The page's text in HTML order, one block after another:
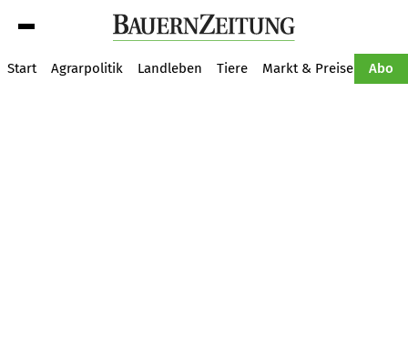
Start Agrarpolitik Landleben Tiere Markt & Preise Abo